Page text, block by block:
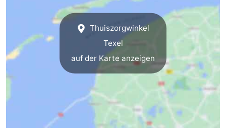
Kontakt
Thuiszorgwinkel
Texel
auf der Karte anzeigen